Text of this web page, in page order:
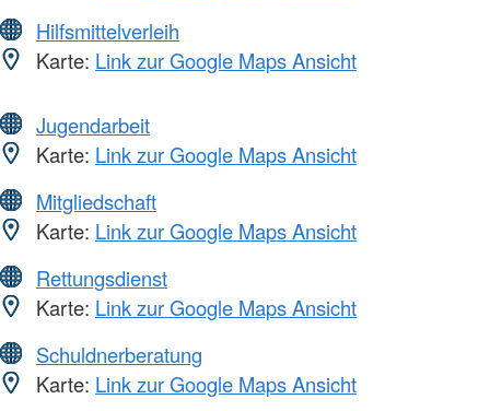
Hilfsmittelverleih
Karte: Link zur Google Maps Ansicht
Jugendarbeit
Karte: Link zur Google Maps Ansicht
Mitgliedschaft
Karte: Link zur Google Maps Ansicht
Rettungsdienst
Karte: Link zur Google Maps Ansicht
Schuldnerberatung
Karte: Link zur Google Maps Ansicht